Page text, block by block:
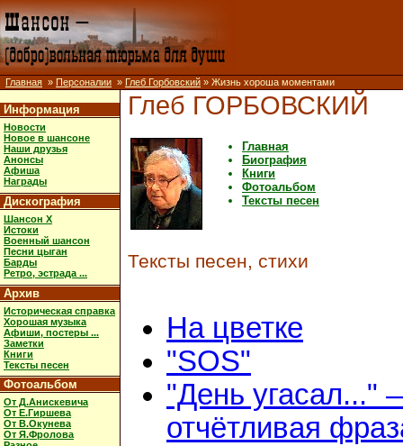
Главная » Персоналии » Глеб Горбовский » Жизнь хороша моментами
Информация
Новости
Новое в шансоне
Наши друзья
Анонсы
Афиша
Награды
Дискография
Шансон X
Истоки
Военный шансон
Песни цыган
Барды
Ретро, эстрада ...
Архив
Историческая справка
Хорошая музыка
Афиши, постеры ...
Заметки
Книги
Тексты песен
Фотоальбом
От Д.Анискевича
От Е.Гиршева
От В.Окунева
От Я.Фролова
Глеб ГОРБОВСКИЙ
Главная
Биография
Книги
Фотоальбом
Тексты песен
Тексты песен, стихи
На цветке
"SOS"
"День угасал..."
отчётливая